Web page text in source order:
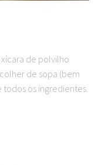
xícara de polvilho
de sopa (bem
todos os ingredientes.